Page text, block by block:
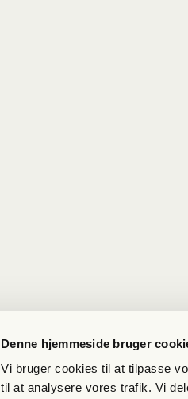
Denne hjemmeside bruger
Vi bruger cookies til at tilpasse
til at analysere vores trafik. Vi